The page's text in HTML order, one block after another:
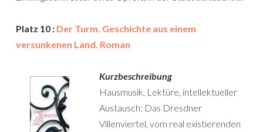
Platz 10 : Der Turm. Geschichte aus einem
versunkenen Land. Roman
Kurzbeschreibung
Hausmusik, Lektüre, intellektueller
Austausch: Das Dresdner
Villenviertel, vom real existierenden